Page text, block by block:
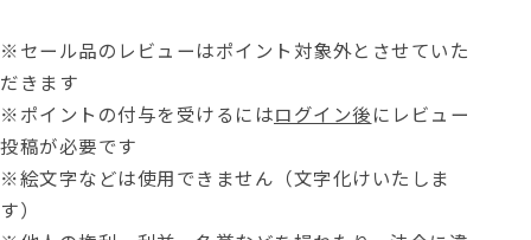
※セール品のレビューはポイント対象外とさせていた
だきます
※ポイントの付与を受けるにはログイン後にレビュー
投稿が必要です
※絵文字などは使用できません（文字化けいたしま
す）